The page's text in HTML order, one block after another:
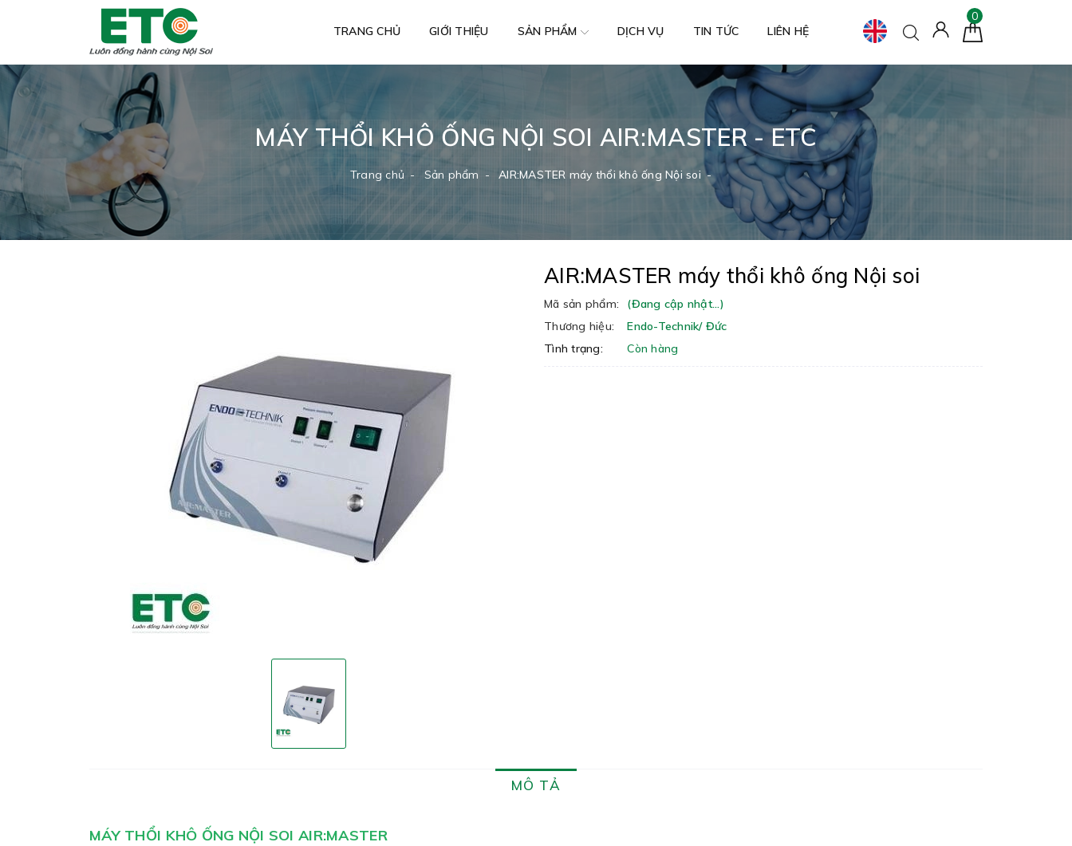
0
TRANG CHỦ
GIỚI THIỆU SẢN PHẨM DỊCH VỤ TIN TỨC LIÊN HỆ
MÁY THỔI KHÔ ỐNG NỘI SOI AIR:MASTER - ETC
Trang chủ Sản phẩm AIR:MASTER máy thổi khô ống Nội soi
AIR:MASTER máy thổi khô ống Nội soi
Mã sản phẩm:
(Đang cập nhật...)
Thương hiệu:
Endo-Technik/ Đức
Tình trạng:
Còn hàng
MÔ TẢ
MÁY THỔI KHÔ ỐNG NỘI SOI AIR:MASTER